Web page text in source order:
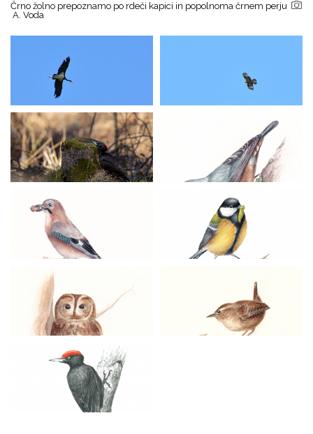
Črno žolno prepoznamo po rdeči kapici in popolnoma črnem perju
A. Voda